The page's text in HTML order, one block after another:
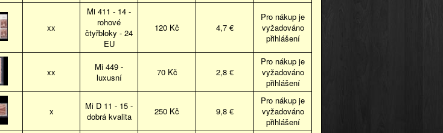
xx
Mi 411 - 14 -
rohové
čtyřbloky - 24
EU
120 Kč 4,7 €
Pro nákup je
vyžadováno
přihlášení
xx
Mi 449 -
luxusní
70 Kč 2,8 €
Pro nákup je
vyžadováno
přihlášení
x
Mi D 11 - 15 -
dobrá kvalita
250 Kč 9,8 €
Pro nákup je
vyžadováno
přihlášení